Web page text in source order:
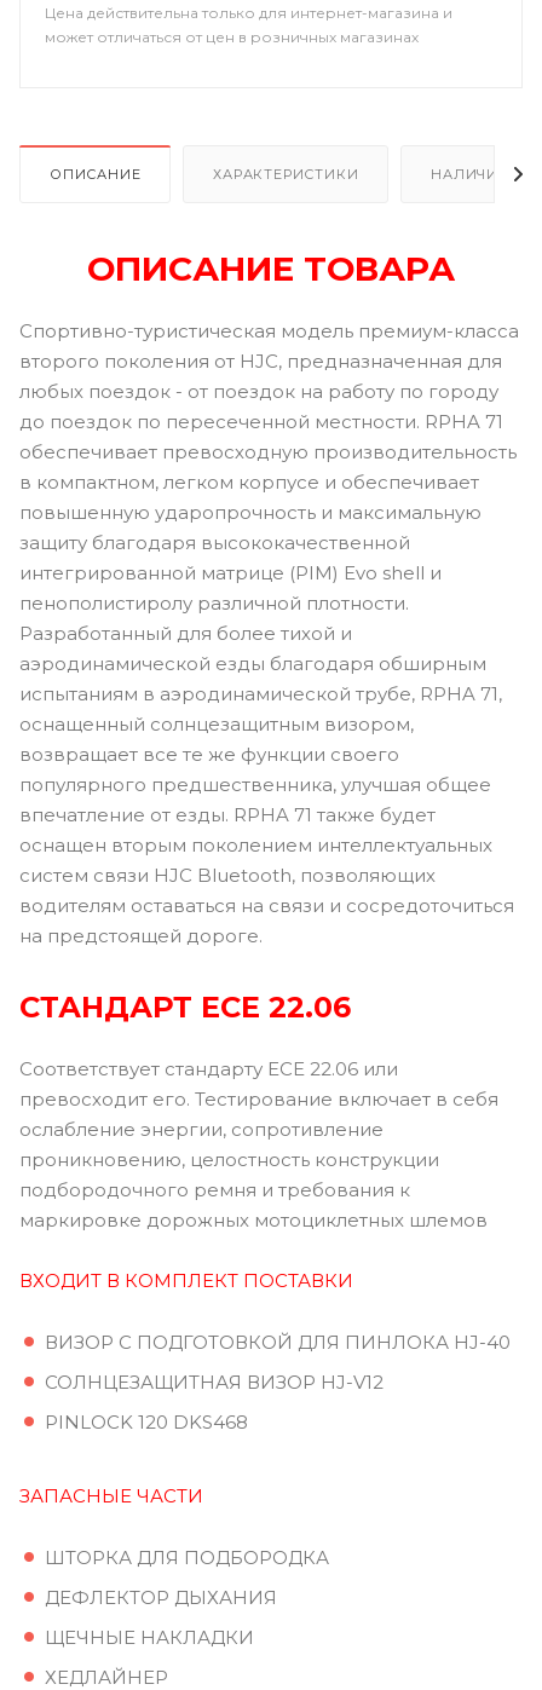
Цена действительна только для интернет-магазина и
может отличаться от цен в розничных магазинах
ОПИСАНИЕ ХАРАКТЕРИСТИКИ НАЛИЧИЕ В
ОПИСАНИЕ ТОВАРА
Спортивно-туристическая модель премиум-класса
второго поколения от HJC, предназначенная для
любых поездок - от поездок на работу по городу
до поездок по пересеченной местности. RPHA 71
обеспечивает превосходную производительность
в компактном, легком корпусе и обеспечивает
повышенную ударопрочность и максимальную
защиту благодаря высококачественной
интегрированной матрице (PIM) Evo shell и
пенополистиролу различной плотности.
Разработанный для более тихой и
аэродинамической езды благодаря обширным
испытаниям в аэродинамической трубе, RPHA 71,
оснащенный солнцезащитным визором,
возвращает все те же функции своего
популярного предшественника, улучшая общее
впечатление от езды. RPHA 71 также будет
оснащен вторым поколением интеллектуальных
систем связи HJC Bluetooth, позволяющих
водителям оставаться на связи и сосредоточиться
на предстоящей дороге.
СТАНДАРТ ЕСЕ 22.06
Соответствует стандарту ECE 22.06 или
превосходит его. Тестирование включает в себя
ослабление энергии, сопротивление
проникновению, целостность конструкции
подбородочного ремня и требования к
маркировке дорожных мотоциклетных шлемов
ВХОДИТ В КОМПЛЕКТ ПОСТАВКИ
ВИЗОР С ПОДГОТОВКОЙ ДЛЯ ПИНЛОКА HJ-40
СОЛНЦЕЗАЩИТНАЯ ВИЗОР HJ-V12
PINLOCK 120 DKS468
ЗАПАСНЫЕ ЧАСТИ
ШТОРКА ДЛЯ ПОДБОРОДКА
ДЕФЛЕКТОР ДЫХАНИЯ
ЩЕЧНЫЕ НАКЛАДКИ
ХЕДЛАЙНЕР